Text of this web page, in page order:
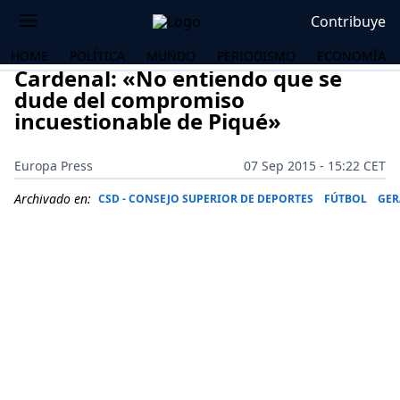
Contribuye
HOME POLÍTICA MUNDO PERIODISMO ECONOMÍA
Cardenal: «No entiendo que se
dude del compromiso
incuestionable de Piqué»
Europa Press
07 Sep 2015 - 15:22 CET
Archivado en: CSD - CONSEJO SUPERIOR DE DEPORTES FÚTBOL